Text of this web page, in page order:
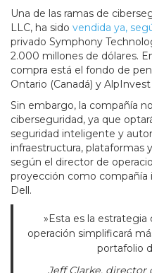
Una de las ramas de
LLC, ha sido vendida ya,
privado Symphony
2.000 millones de dólares.
compra está el fondo de
Ontario (Canadá) y
Sin embargo, la compañía
ciberseguridad, ya que
seguridad inteligente y
infraestructura, plataformas
según el director de
proyección como
Dell.
»Esta es la estrategia
operación simplificará
portafolio
Jeff Clarke, director